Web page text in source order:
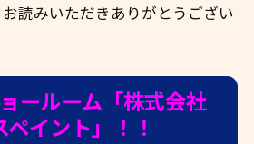
読みいただきありがとうござい
ールーム「株式会社
ペイント」！！